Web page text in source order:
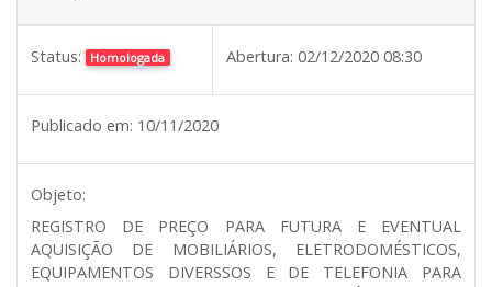
Status: Homologada Abertura: 02/12/2020 08:30
Publicado em: 10/11/2020
Objeto:
REGISTRO DE PREÇO PARA FUTURA E EVENTUAL
AQUISIÇÃO DE MOBILIÁRIOS, ELETRODOMÉSTICOS,
EQUIPAMENTOS DIVERSSOS E DE TELEFONIA PARA